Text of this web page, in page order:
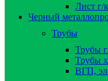
Лист г/
Черный
Трубы
Трубы
Трубы
ВГП,